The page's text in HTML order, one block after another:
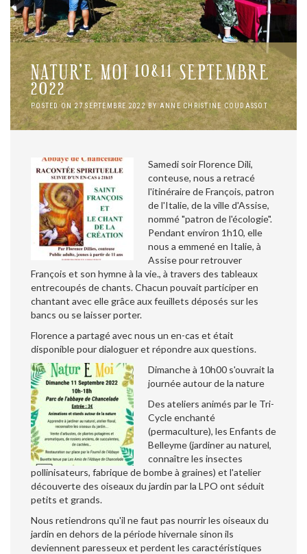
NATUR’E MOI 10&11 SEPTEMBRE
2022
POSTED ON 27 SEPTEMBRE 2022BY ANNE CHRISTINE COUDASSOT
Samedi soir Florence Dili,
conteuse, nous a retracé
l'itinéraire de François, patron
de l'Italie, de la ville d'Assise,
nommé "patron de l'écologie".
Pendant environ 1h10, elle
nous a emmené en Italie, à
Assise pour retrouver
François et son hymne à la vie., à travers des tableaux
entrecoupés de chants. Chacun pouvait participer en
chantant avec elle grâce aux feuillets déposés sur les
bancs ou se laisser porter.
Florence a partagé avec nous un en-cas et était
disponible pour dialoguer et répondre aux questions.
Dimanche à 10h00 s'ouvrait la
journée autour de la nature
Des ateliers animés par le Tri-
Cycle enchanté
(permaculture), les Enfants de
Belleyme (jardiner au naturel,
connaître les insectes
pollinisateurs, fabrique de bombe à graines) et l'atelier
découverte des oiseaux du jardin par la LPO ont séduit
petits et grands.
Nous retiendrons qu'il ne faut pas nourrir les oiseaux du
jardin en dehors de la période hivernale sinon ils
deviennent paresseux et perdent les caractéristiques